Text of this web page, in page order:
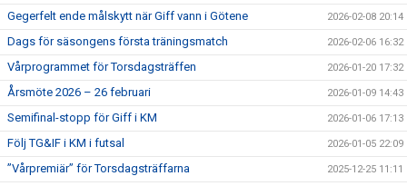
Gegerfelt ende målskytt när Giff vann i Götene 2026-02-08 20:14
Dags för säsongens första träningsmatch 2026-02-06 16:32
Vårprogrammet för Torsdagsträffen 2026-01-20 17:32
Årsmöte 2026 – 26 februari 2026-01-09 14:43
Semifinal-stopp för Giff i KM 2026-01-06 17:13
Följ TG&IF i KM i futsal 2026-01-05 22:09
”Vårpremiär” för Torsdagsträffarna 2025-12-25 11:11